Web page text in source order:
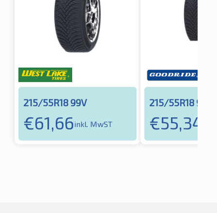
215/55R18 99V
€61,66inkl. MwST
215/55R18 99V
€55,34